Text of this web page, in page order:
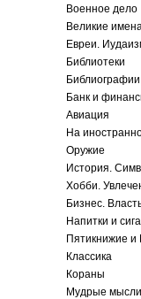
Военное дело
Великие имена
Евреи.
Библиотеки
Банк и
Авиация
На
Оружие
История.
Хобби.
Бизнес.
Напитки и
Пятикнижие и
Классика
Кораны
Мудрые мысли